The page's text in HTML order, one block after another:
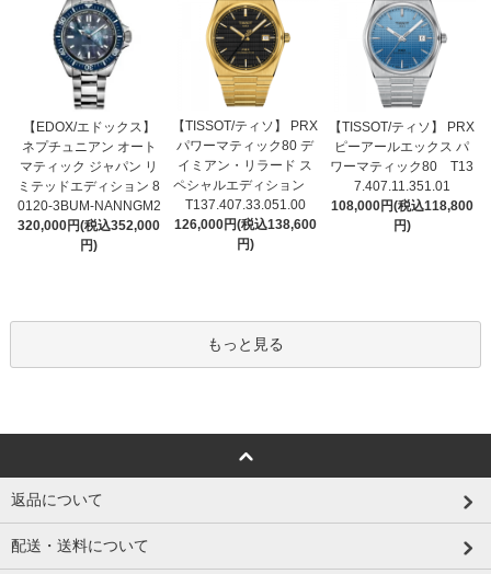
【EDOX/エドックス】
ネプチュニアン オート
マティック ジャパン リ
ミテッドエディション 8
0120-3BUM-NANNGM2
320,000円(税込352,000
円)
【TISSOT/ティソ】 PRX
パワーマティック80 デ
イミアン・リラード ス
ペシャルエディション
T137.407.33.051.00
126,000円(税込138,600
円)
【TISSOT/ティソ】 PRX
ピーアールエックス パ
ワーマティック80 T13
7.407.11.351.01
108,000円(税込118,800
円)
もっと見る
返品について
配送・送料について